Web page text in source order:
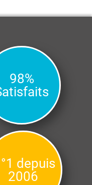
98%
depuis
2006